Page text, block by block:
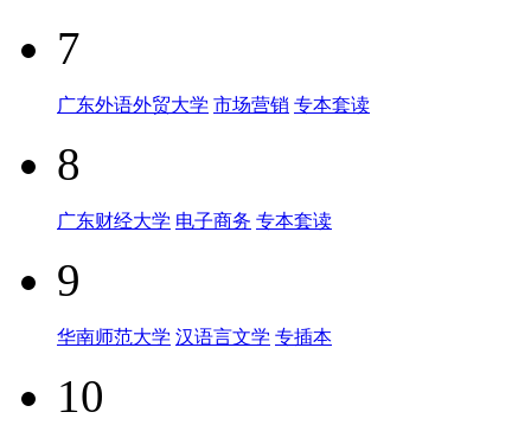
7
广东外语外贸大学 市场营销 专本套读
8
广东财经大学 电子商务 专本套读
9
华南师范大学 汉语言文学 专插本
10